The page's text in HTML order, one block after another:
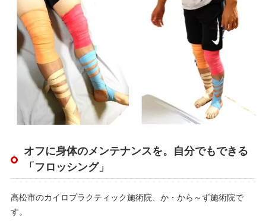
オフに身体のメンテナンスを。自分でもできる
「フロッシング」
高松市のカイロプラクティック施術院、か・から～ず施術院で
す。